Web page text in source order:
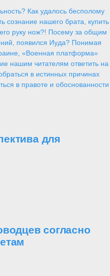
Как удалось бесполому
сознание нашего брата, купить
руку нож?! Посему за общим
появился Иуда? Понимая
«Военная платформа»
нашим читателям ответить на
в истинных причинах
в правоте и обоснованности
для
согласно